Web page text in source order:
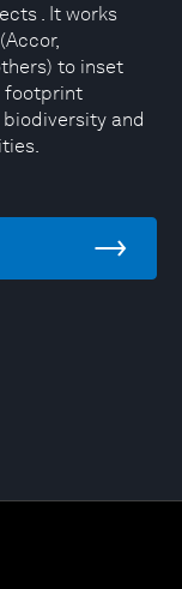
. It works
to inset
footprint
and